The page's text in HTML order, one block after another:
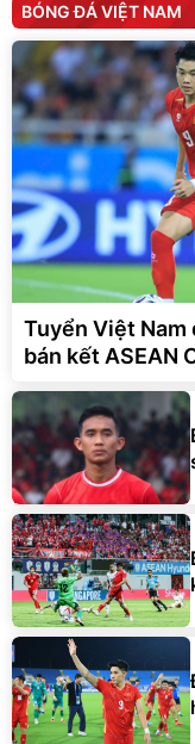
BÓNG ĐÁ VIỆT NAM
Tuyển Việt Nam
bán kết ASEAN